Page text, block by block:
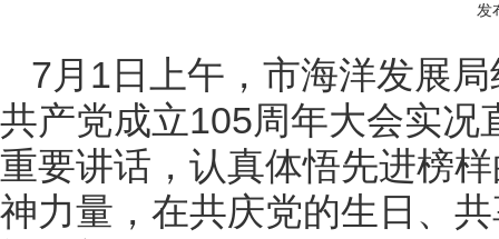
发
7月1日上午，市海洋发展
共产党成立105周年大会实
重要讲话，认真体悟先进榜
神力量，在共庆党的生日、